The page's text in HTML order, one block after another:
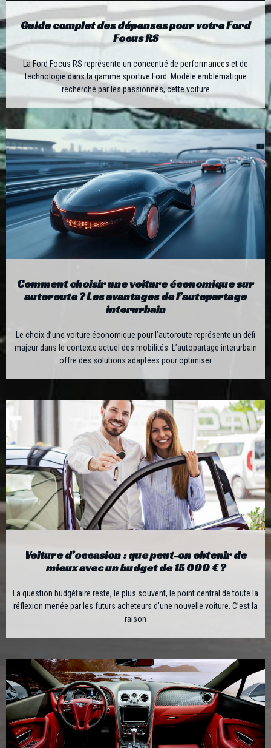
Guide complet des dépenses pour votre Ford
Focus RS
La Ford Focus RS représente un concentré de performances et de
technologie dans la gamme sportive Ford. Modèle emblématique
recherché par les passionnés, cette voiture
Comment choisir une voiture économique sur
autoroute ? Les avantages de l’autopartage
interurbain
Le choix d’une voiture économique pour l’autoroute représente un défi
majeur dans le contexte actuel des mobilités. L’autopartage interurbain
offre des solutions adaptées pour optimiser
Voiture d’occasion : que peut-on obtenir de
mieux avec un budget de 15 000 € ?
La question budgétaire reste, le plus souvent, le point central de toute la
réflexion menée par les futurs acheteurs d’une nouvelle voiture. C’est la
raison